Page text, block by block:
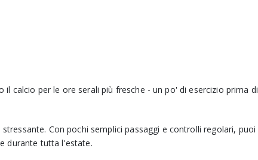
calcio per le ore serali più fresche - un po' di esercizio prima di
Con pochi semplici passaggi e controlli regolari, puoi
durante tutta l'estate.